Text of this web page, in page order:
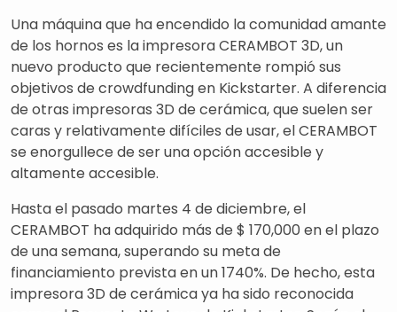
Una máquina que ha encendido la comunidad amante
de los hornos es la impresora CERAMBOT 3D, un
nuevo producto que recientemente rompió sus
objetivos de crowdfunding en Kickstarter. A diferencia
de otras impresoras 3D de cerámica, que suelen ser
caras y relativamente difíciles de usar, el CERAMBOT
se enorgullece de ser una opción accesible y
altamente accesible.
Hasta el pasado martes 4 de diciembre, el
CERAMBOT ha adquirido más de $ 170,000 en el plazo
de una semana, superando su meta de
financiamiento prevista en un 1740%. De hecho, esta
impresora 3D de cerámica ya ha sido reconocida